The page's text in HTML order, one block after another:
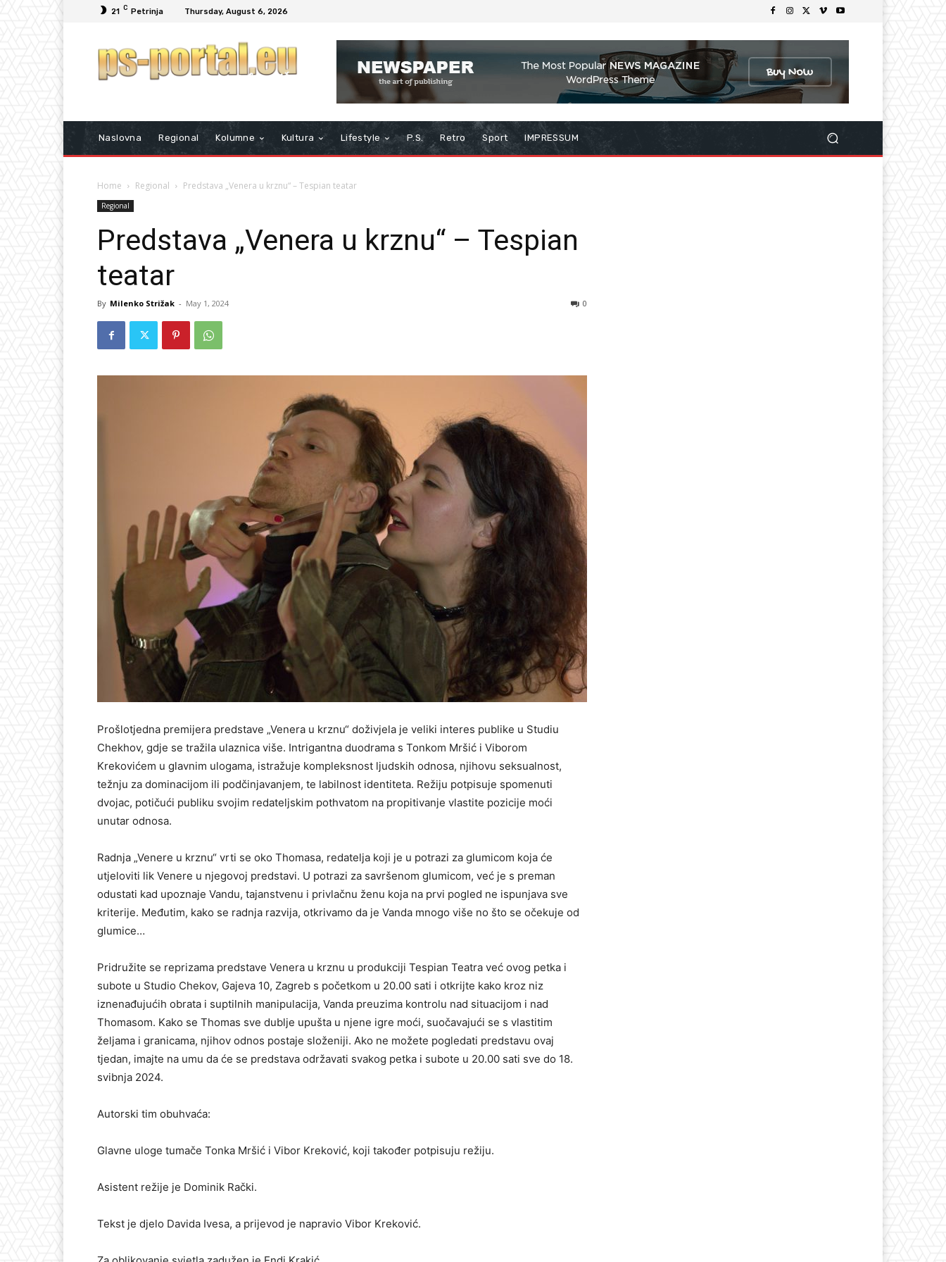
21 C Petrinja Thursday, August 6, 2026
Naslovna Regional Kolumne Kultura Lifestyle P.S. Retro Sport IMPRESSUM
Home Regional Predstava „Venera u krznu“ – Tespian teatar
Regional
Predstava „Venera u krznu“ – Tespian
teatar
By Milenko Strižak - May 1, 2024 0
Prošlotjedna premijera predstave „Venera u krznu“ doživjela je veliki interes publike u Studiu
Chekhov, gdje se tražila ulaznica više. Intrigantna duodrama s Tonkom Mršić i Viborom
Krekovićem u glavnim ulogama, istražuje kompleksnost ljudskih odnosa, njihovu seksualnost,
težnju za dominacijom ili podčinjavanjem, te labilnost identiteta. Režiju potpisuje spomenuti
dvojac, potičući publiku svojim redateljskim pothvatom na propitivanje vlastite pozicije moći
unutar odnosa.
Radnja „Venere u krznu“ vrti se oko Thomasa, redatelja koji je u potrazi za glumicom koja će
utjeloviti lik Venere u njegovoj predstavi. U potrazi za savršenom glumicom, već je s preman
odustati kad upoznaje Vandu, tajanstvenu i privlačnu ženu koja na prvi pogled ne ispunjava sve
kriterije. Međutim, kako se radnja razvija, otkrivamo da je Vanda mnogo više no što se očekuje od
glumice…
Pridružite se reprizama predstave Venera u krznu u produkciji Tespian Teatra već ovog petka i
subote u Studio Chekov, Gajeva 10, Zagreb s početkom u 20.00 sati i otkrijte kako kroz niz
iznenađujućih obrata i suptilnih manipulacija, Vanda preuzima kontrolu nad situacijom i nad
Thomasom. Kako se Thomas sve dublje upušta u njene igre moći, suočavajući se s vlastitim
željama i granicama, njihov odnos postaje složeniji. Ako ne možete pogledati predstavu ovaj
tjedan, imajte na umu da će se predstava održavati svakog petka i subote u 20.00 sati sve do 18.
svibnja 2024.
Autorski tim obuhvaća:
Glavne uloge tumače Tonka Mršić i Vibor Kreković, koji također potpisuju režiju.
Asistent režije je Dominik Rački.
Tekst je djelo Davida Ivesa, a prijevod je napravio Vibor Kreković.